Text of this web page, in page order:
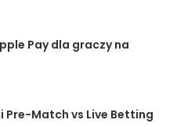
Pay dla graczy na
Pre-Match vs Live Betting